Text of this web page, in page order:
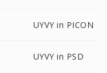
UYVY in PICON
UYVY in PSD